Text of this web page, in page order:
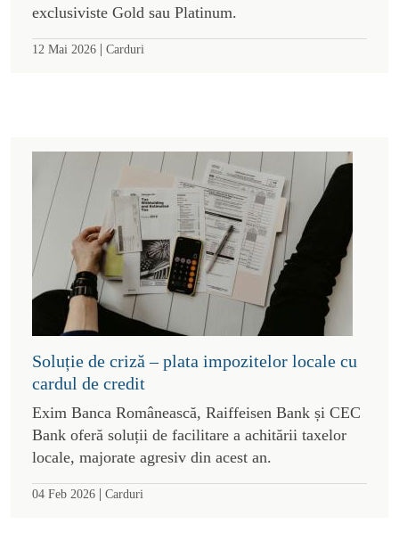
exclusiviste Gold sau Platinum.
12 Mai 2026 | Carduri
Soluție de criză – plata impozitelor locale cu
cardul de credit
Exim Banca Românească, Raiffeisen Bank și CEC
Bank oferă soluții de facilitare a achitării taxelor
locale, majorate agresiv din acest an.
04 Feb 2026 | Carduri